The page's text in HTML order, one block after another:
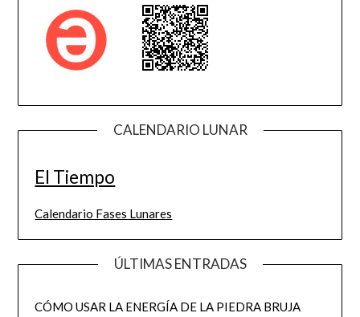
CALENDARIO LUNAR
El Tiempo
Calendario Fases Lunares
ÚLTIMAS ENTRADAS
CÓMO USAR LA ENERGÍA DE LA PIEDRA BRUJA